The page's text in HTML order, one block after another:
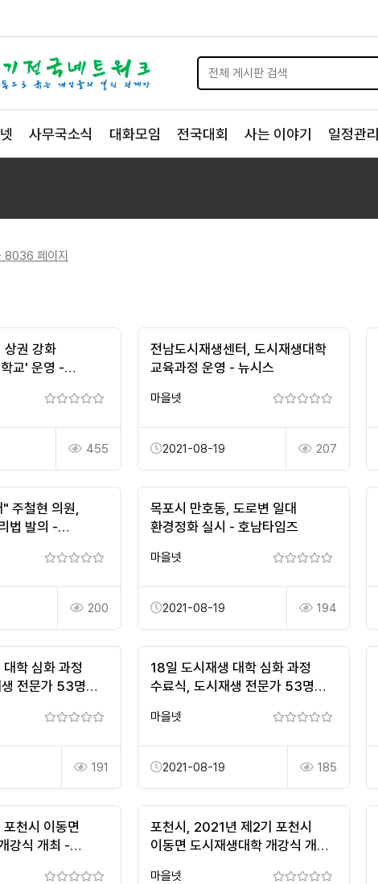
사무국소식 대화모임 전국대회 사는 이야기 일정관리
페이지
상권 강화
교' 운영 -
455
전남도시재생센터, 도시재생대학
교육과정 운영 - 뉴시스
마을넷
2021-08-19 207
주철현 의원,
법 발의 -
200
목포시 만호동, 도로변 일대
환경정화 실시 - 호남타임즈
마을넷
2021-08-19 194
학 심화 과정
전문가 53명
191
18일 도시재생 대학 심화 과정
수료식, 도시재생 전문가 53명
마을넷
2021-08-19 185
천시 이동면
강식 개최 -
포천시, 2021년 제2기 포천시
이동면 도시재생대학 개강식 개최
마을넷